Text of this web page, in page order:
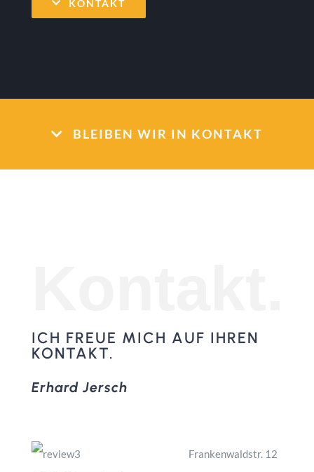
KONTAKT
BLEIBEN WIR IN KONTAKT
ICH FREUE MICH AUF IHREN
KONTAKT.
Erhard Jersch
Frankenwaldstr. 12